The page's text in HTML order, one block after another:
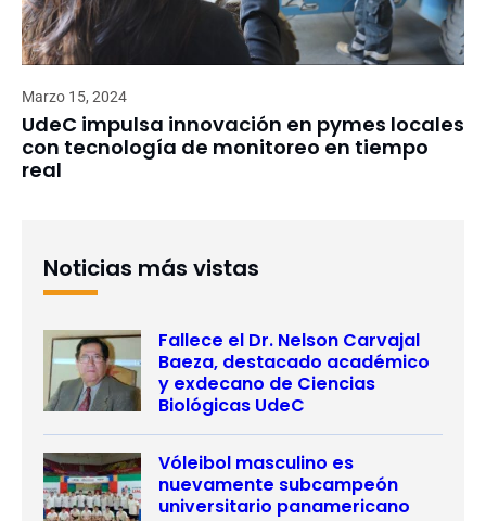
Marzo 15, 2024
UdeC impulsa innovación en pymes locales
con tecnología de monitoreo en tiempo
real
Noticias más vistas
Fallece el Dr. Nelson Carvajal
Baeza, destacado académico
y exdecano de Ciencias
Biológicas UdeC
Vóleibol masculino es
nuevamente subcampeón
universitario panamericano